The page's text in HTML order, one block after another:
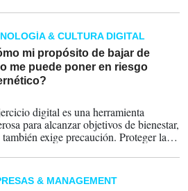
& CULTURA DIGITAL
mi propósito de bajar de
me puede poner en riesgo
digital es una herramienta
para alcanzar objetivos de bienestar,
exige precaución. Proteger la
metas para el 2025.
& MANAGEMENT